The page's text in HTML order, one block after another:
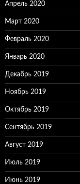
Апрель 2020
Март 2020
Февраль 2020
Январь 2020
Декабрь 2019
Ноябрь 2019
Октябрь 2019
Сентябрь 2019
Август 2019
Июль 2019
Июнь 2019